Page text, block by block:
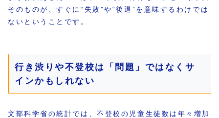
そのものが、すぐに“失敗”や“後退”を意味するわけでは
ないということです。
行き渋りや不登校は「問題」ではなくサ
インかもしれない
文部科学省の統計では、不登校の児童生徒数は年々増加